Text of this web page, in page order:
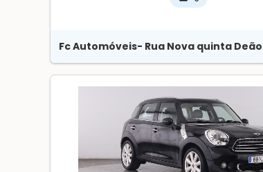
Fc Automóveis- Rua Nova quinta Deão